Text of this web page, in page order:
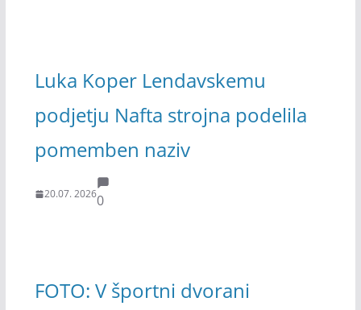
Luka Koper Lendavskemu
podjetju Nafta strojna podelila
pomemben naziv
20.07. 20260
FOTO: V športni dvorani